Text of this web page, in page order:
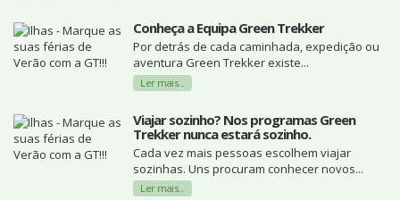
Conheça a Equipa Green Trekker
Por detrás de cada caminhada, expedição ou
aventura Green Trekker existe...
Ler mais...
Viajar sozinho? Nos programas Green
Trekker nunca estará sozinho.
Cada vez mais pessoas escolhem viajar
sozinhas. Uns procuram conhecer novos...
Ler mais...